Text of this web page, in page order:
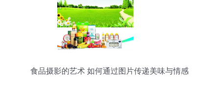
食品摄影的艺术 如何通过图片传递美味与情感